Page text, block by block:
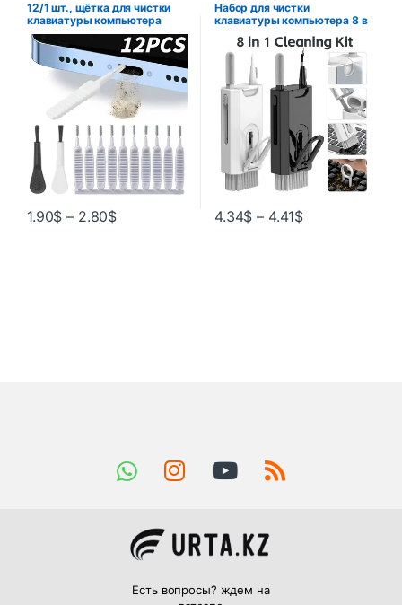
12/1 шт., щётка для чистки
клавиатуры компьютера
1.90$ – 2.80$
Набор для чистки
клавиатуры компьютера 8 в
1, щетка для чистки
наушников, ручка для чистки
гарнитуры, телефонов iPad,
инструменты для чистки,
съемник клавиш
4.34$ – 4.41$
Есть вопросы? ждем на